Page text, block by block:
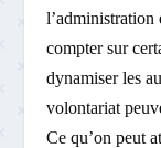
compter sur
dynamiser les
volontariat
Ce qu’on peut